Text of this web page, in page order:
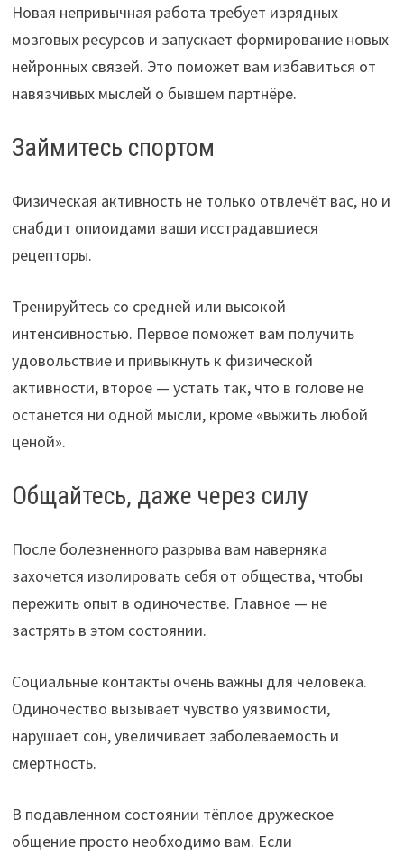
Новая непривычная работа требует изрядных
мозговых ресурсов и запускает формирование новых
нейронных связей. Это поможет вам избавиться от
навязчивых мыслей о бывшем партнёре.
Займитесь спортом
Физическая активность не только отвлечёт вас, но и
снабдит опиоидами ваши исстрадавшиеся
рецепторы.
Тренируйтесь со средней или высокой
интенсивностью. Первое поможет вам получить
удовольствие и привыкнуть к физической
активности, второе — устать так, что в голове не
останется ни одной мысли, кроме «выжить любой
ценой».
Общайтесь, даже через силу
После болезненного разрыва вам наверняка
захочется изолировать себя от общества, чтобы
пережить опыт в одиночестве. Главное — не
застрять в этом состоянии.
Социальные контакты очень важны для человека.
Одиночество вызывает чувство уязвимости,
нарушает сон, увеличивает заболеваемость и
смертность.
В подавленном состоянии тёплое дружеское
общение просто необходимо вам. Если